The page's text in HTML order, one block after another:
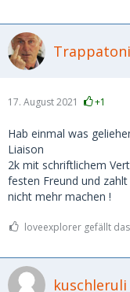
Trappatoni
17. August 2021 +1
Hab einmal was
Liaison
2k mit schriftlichem
festen Freund und
nicht mehr machen !
loveexplorer gefällt
kuschleruli